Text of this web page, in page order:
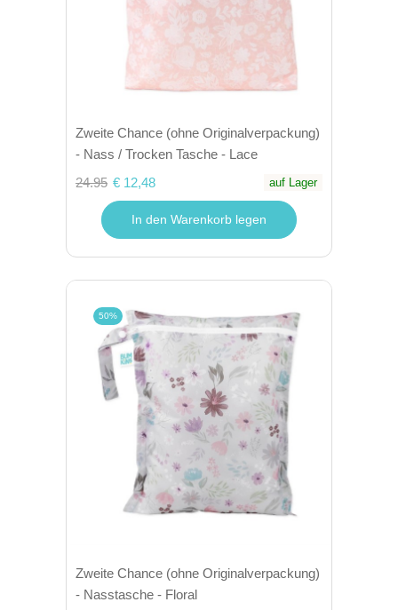
Zweite Chance (ohne Originalverpackung)
- Nass / Trocken Tasche - Lace
24.95 € 12,48 auf Lager
In den Warenkorb legen
50%
Zweite Chance (ohne Originalverpackung)
- Nasstasche - Floral